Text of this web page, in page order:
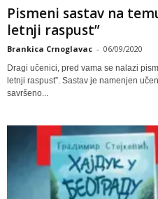
Pismeni sastav na
letnji raspust”
Brankica Crnoglavac - 06/09/2020
Dragi učenici, pred vama se nalazi
letnji raspust”. Sastav je namenjen
savršeno...